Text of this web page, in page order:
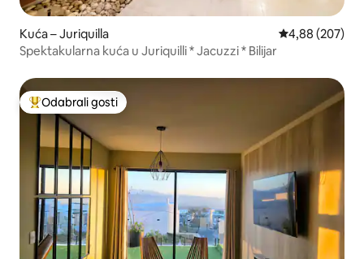
Kuća – Juriquilla Prosječna
4,88 (207)
Spektakularna kuća u Juriquilli * Jacuzzi * Bilijar
Među najviše rangiranima s oznakom „Odabrali gosti”
Odabrali gosti